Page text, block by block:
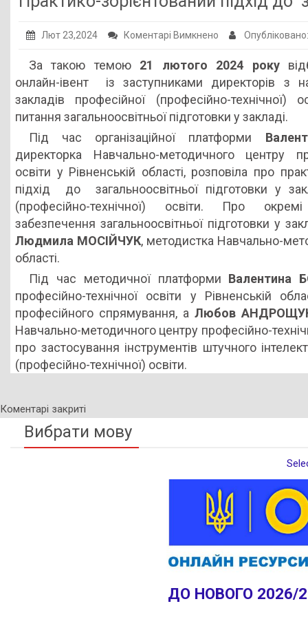
Публічна інформація
Заклади ПТО
Оголошення
Галерея
НМЦ ПТО України
Лют 23,2024 Коментарі Вимкнено до
зорієнтований
підхід
до
загальноосвітньої
підготовки
За такою темою 21 лютого 2024 року
онлайн-івент із заступниками директорів з
закладів професійної (професійно-технічної)
питання загальноосвітньої підготовки у закладі.
Під час організаційної платформи
директорка Навчально-методичного центру
освіти у Рівненській області, розповіла про
підхід до загальноосвітньої підготовки у
(професійно-технічної) освіти. Про
забезпечення загальноосвітньої підготовки у
Людмила МОСІЙЧУК, методистка Навчально-
області.
Під час методичної платформи Валентина
професійно-технічної освіти у Рівненській
професійного спрямування, аЛюбов
Навчально-методичного центру професійно-
про застосування інструментів штучного
(професійно-технічної) освіти.
Коментарі закриті
Вибрати мову
ДО НОВОГО 2026/